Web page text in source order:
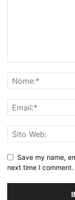
Save my name,
next time I comment.